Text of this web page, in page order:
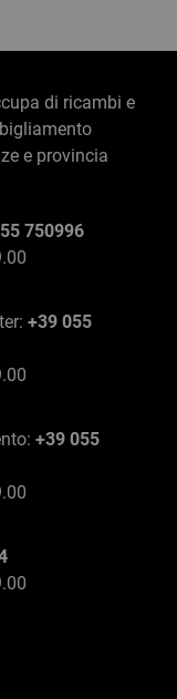
di ricambi e
e provincia
750996
+39 055
+39 055